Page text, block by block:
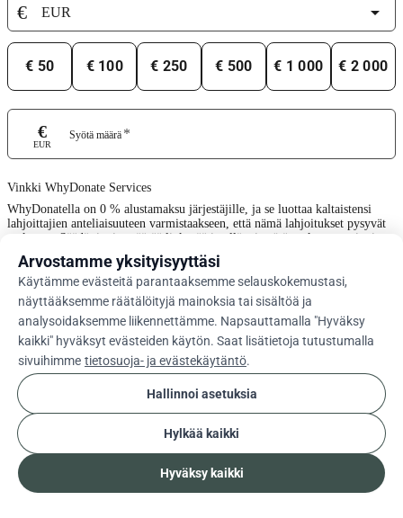
€ arrow_drop_down
€ 50 € 100 € 250 € 500 € 1 000 € 2 000
Syötä määrä *
€
EUR
Vinkki WhyDonate Services
WhyDonatella on 0 % alustamaksu järjestäjille, ja se luottaa kaltaistensi
lahjoittajien anteliaisuuteen varmistaakseen, että nämä lahjoitukset pysyvät
maksutta. Säädä tippin määrää liukusäätimellä tai syötä mukautettu tippi
alle.
0%
Anna Mukautettu Vinki
Seuraava
Fiarrow_drop_down cookie
Arvostamme yksityisyyttäsi
Käytämme evästeitä parantaaksemme selauskokemustasi,
näyttääksemme räätälöityjä mainoksia tai sisältöä ja
analysoidaksemme liikennettämme. Napsauttamalla "Hyväksy
kaikki" hyväksyt evästeiden käytön. Saat lisätietoja tutustumalla
sivuihimme tietosuoja- ja evästekäytäntö.
Hallinnoi asetuksia
Hylkää kaikki
Hyväksy kaikki